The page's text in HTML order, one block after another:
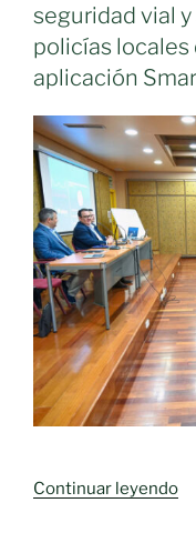
seguridad vial
policías locales
aplicación
Continuar leyendo«La